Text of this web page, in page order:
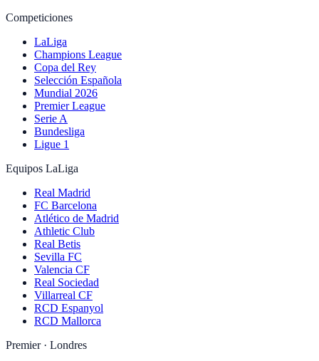
Competiciones
LaLiga
Champions League
Copa del Rey
Selección Española
Mundial 2026
Premier League
Serie A
Bundesliga
Ligue 1
Equipos LaLiga
Real Madrid
FC Barcelona
Atlético de Madrid
Athletic Club
Real Betis
Sevilla FC
Valencia CF
Real Sociedad
Villarreal CF
RCD Espanyol
RCD Mallorca
Premier · Londres